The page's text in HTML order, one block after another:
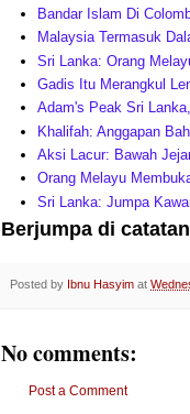
Bandar Islam Di
Malaysia Termasuk
Sri Lanka: Orang
Gadis Itu Merangkul
Adam's Peak Sri
Khalifah: Anggapan
Aksi Lacur: Bawah
Orang Melayu
Sri Lanka: Jumpa
Berjumpa di
Posted by Ibnu Hasyim at
No comments:
Post a Comment